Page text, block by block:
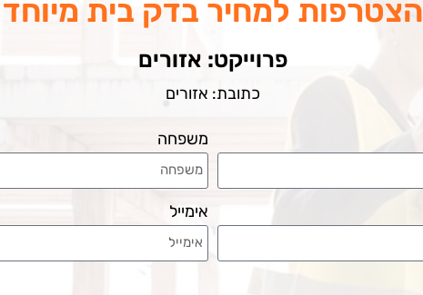
הצטרפות למחיר בדק בית מיוחד
פרוייקט: אזורים
כתובת: אזורים
משפחה
אימייל